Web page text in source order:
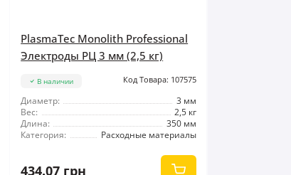
PlasmaTec Monolith Professional
Электроды РЦ 3 мм (2,5 кг)
В наличии Код Товара: 107575
Диаметр:
3 мм
Вес:
2,5 кг
Длина:
350 мм
Категория:
Расходные материалы
434.07 грн